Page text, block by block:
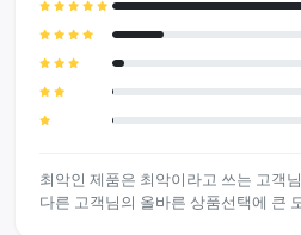
최악인 제품은 최악이라고 쓰는 고객
다른 고객님의 올바른 상품선택에 큰